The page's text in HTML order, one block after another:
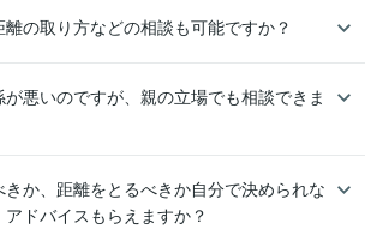
の取り方などの相談も可能ですか？
悪いのですが、親の立場でも相談できま
か、距離をとるべきか自分で決められな
ドバイスもらえますか？